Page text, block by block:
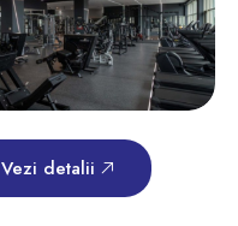
Vezi detalii